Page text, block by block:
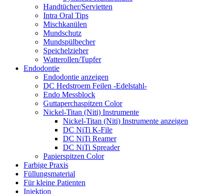
Handtücher/Servietten
Intra Oral Tips
Mischkanülen
Mundschutz
Mundspülbecher
Speichelzieher
Watterollen/Tupfer
Endodontie
Endodontie anzeigen
DC Hedstroem Feilen -Edelstahl-
Endo Messblock
Guttaperchaspitzen Color
Nickel-Titan (Niti) Instrumente
Nickel-Titan (Niti) Instrumente anzeigen
DC NiTi K-File
DC NiTi Reamer
DC NiTi Spreader
Papierspitzen Color
Farbige Praxis
Füllungsmaterial
Für kleine Patienten
Injektion